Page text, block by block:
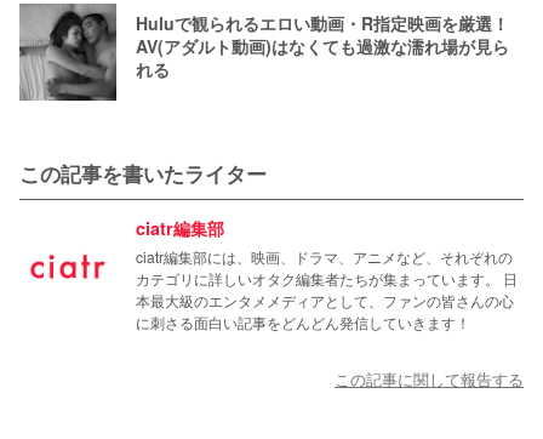
Huluで観られるエロい動画・R指定映画を厳選！
AV(アダルト動画)はなくても過激な濡れ場が見ら
れる
この記事を書いたライター
ciatr編集部
ciatr編集部には、映画、ドラマ、アニメなど、それぞれの
カテゴリに詳しいオタク編集者たちが集まっています。 日
本最大級のエンタメメディアとして、ファンの皆さんの心
に刺さる面白い記事をどんどん発信していきます！
この記事に関して報告する